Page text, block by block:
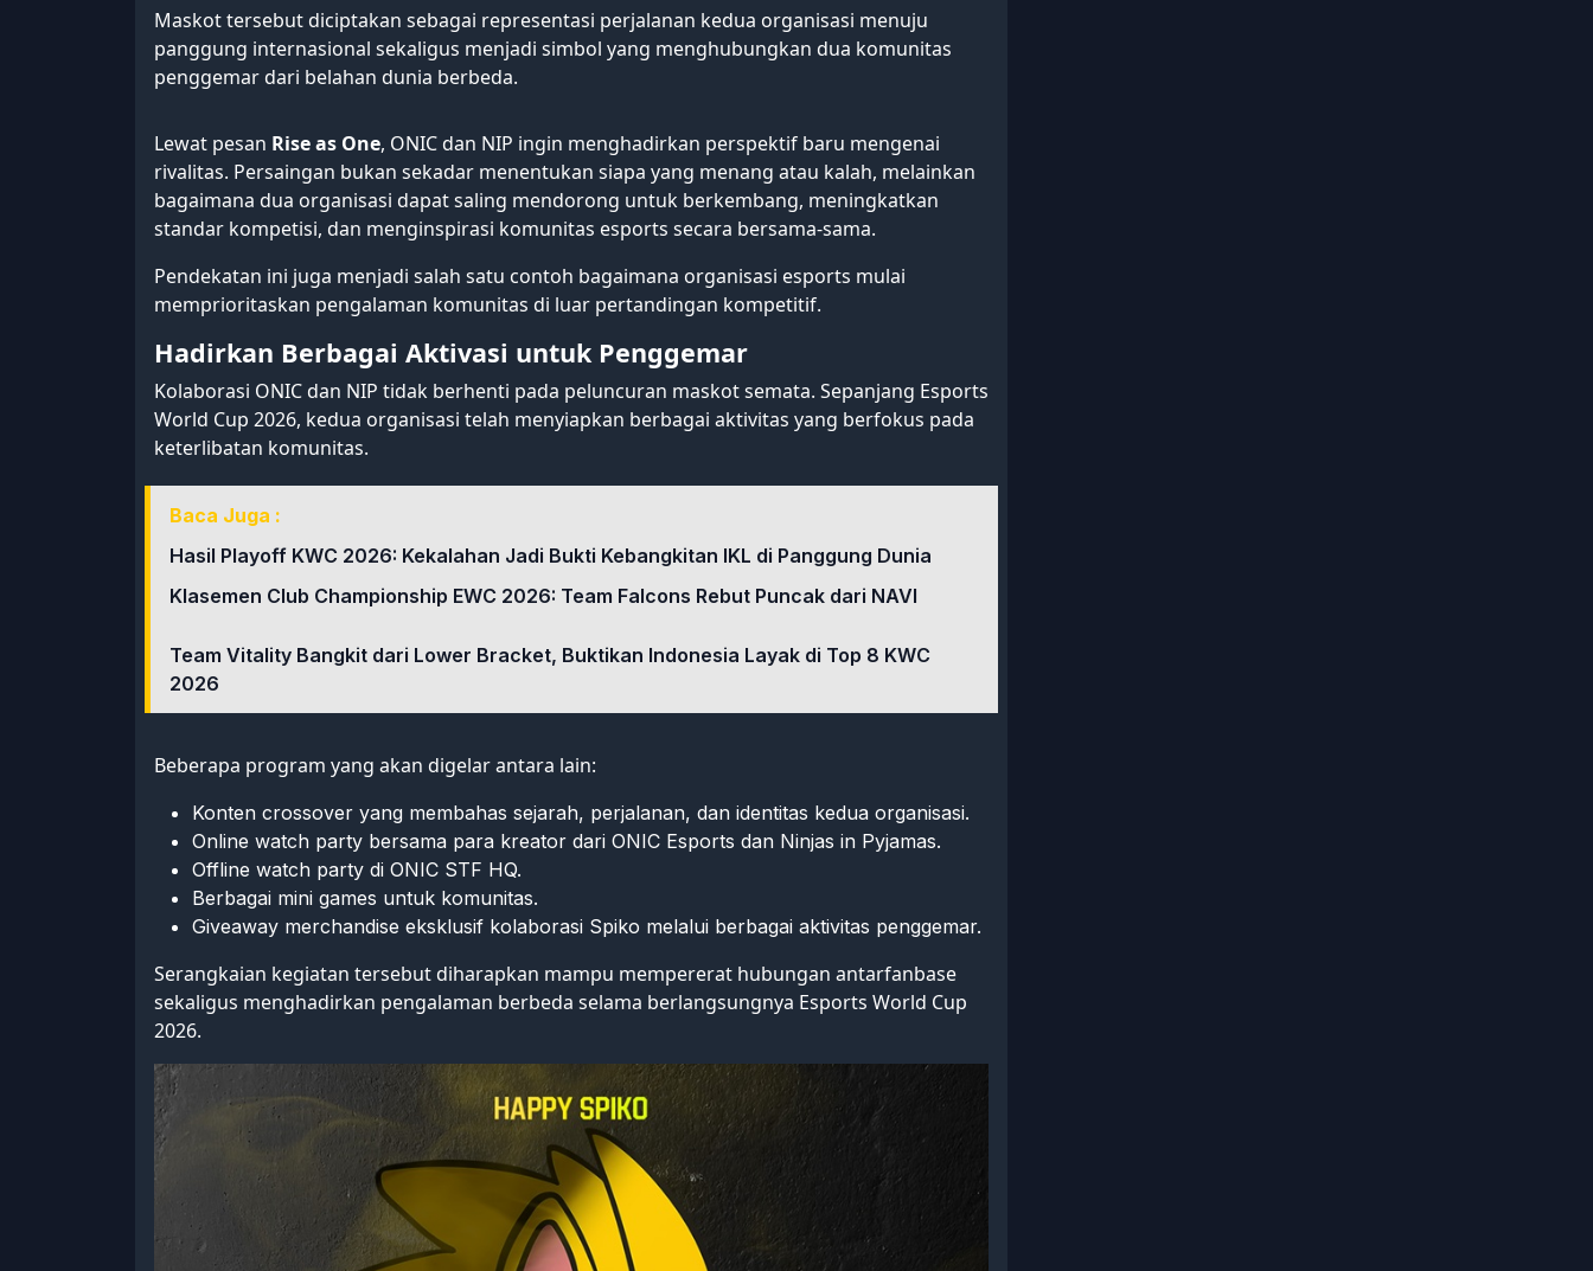
Maskot tersebut diciptakan sebagai representasi perjalanan kedua organisasi menuju
panggung internasional sekaligus menjadi simbol yang menghubungkan dua komunitas
penggemar dari belahan dunia berbeda.
Lewat pesan Rise as One, ONIC dan NIP ingin menghadirkan perspektif baru mengenai
rivalitas. Persaingan bukan sekadar menentukan siapa yang menang atau kalah, melainkan
bagaimana dua organisasi dapat saling mendorong untuk berkembang, meningkatkan
standar kompetisi, dan menginspirasi komunitas esports secara bersama-sama.
Pendekatan ini juga menjadi salah satu contoh bagaimana organisasi esports mulai
memprioritaskan pengalaman komunitas di luar pertandingan kompetitif.
Hadirkan Berbagai Aktivasi untuk Penggemar
Kolaborasi ONIC dan NIP tidak berhenti pada peluncuran maskot semata. Sepanjang Esports
World Cup 2026, kedua organisasi telah menyiapkan berbagai aktivitas yang berfokus pada
keterlibatan komunitas.
Baca Juga :
Hasil Playoff KWC 2026: Kekalahan Jadi Bukti Kebangkitan IKL di Panggung Dunia
Klasemen Club Championship EWC 2026: Team Falcons Rebut Puncak dari NAVI
Team Vitality Bangkit dari Lower Bracket, Buktikan Indonesia Layak di Top 8 KWC
2026
Beberapa program yang akan digelar antara lain:
Konten crossover yang membahas sejarah, perjalanan, dan identitas kedua organisasi.
Online watch party bersama para kreator dari ONIC Esports dan Ninjas in Pyjamas.
Offline watch party di ONIC STF HQ.
Berbagai mini games untuk komunitas.
Giveaway merchandise eksklusif kolaborasi Spiko melalui berbagai aktivitas penggemar.
Serangkaian kegiatan tersebut diharapkan mampu mempererat hubungan antarfanbase
sekaligus menghadirkan pengalaman berbeda selama berlangsungnya Esports World Cup
2026.